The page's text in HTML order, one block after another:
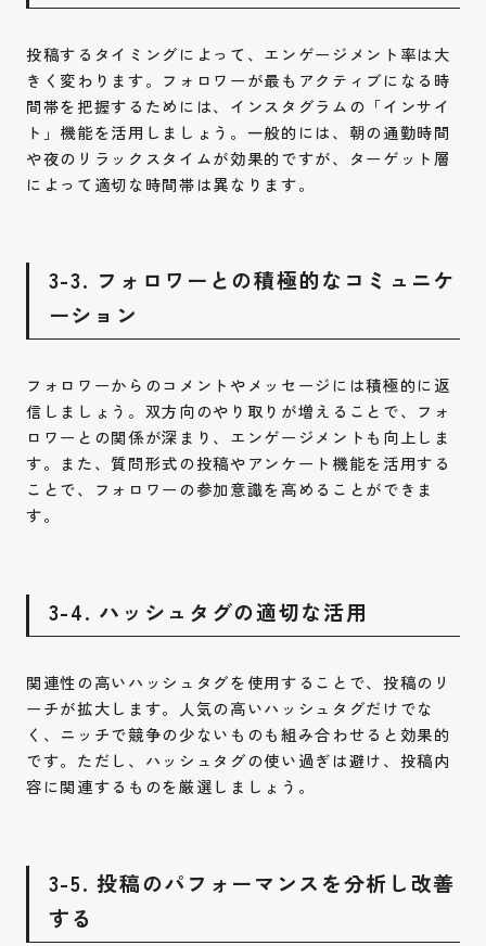
投稿するタイミングによって、エンゲージメント率は大
きく変わります。フォロワーが最もアクティブになる時
間帯を把握するためには、インスタグラムの「インサイ
ト」機能を活用しましょう。一般的には、朝の通勤時間
や夜のリラックスタイムが効果的ですが、ターゲット層
によって適切な時間帯は異なります。
3-3. フォロワーとの積極的なコミュニケ
ーション
フォロワーからのコメントやメッセージには積極的に返
信しましょう。双方向のやり取りが増えることで、フォ
ロワーとの関係が深まり、エンゲージメントも向上しま
す。また、質問形式の投稿やアンケート機能を活用する
ことで、フォロワーの参加意識を高めることができま
す。
3-4. ハッシュタグの適切な活用
関連性の高いハッシュタグを使用することで、投稿のリ
ーチが拡大します。人気の高いハッシュタグだけでな
く、ニッチで競争の少ないものも組み合わせると効果的
です。ただし、ハッシュタグの使い過ぎは避け、投稿内
容に関連するものを厳選しましょう。
3-5. 投稿のパフォーマンスを分析し改善
する